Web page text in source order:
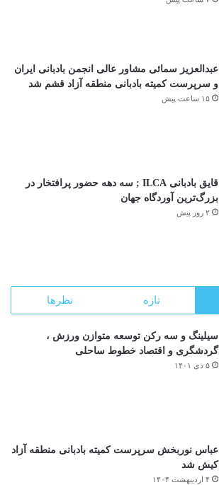
عبدالعزیز سمائی مشاور عالی انجمن بادبانی ایران
و سرپرست کمیته بادبانی منطقه آزاد قشم شد
۱۵ ساعت پیش
قایق بادبانی ILCA ; سه دهه حضور پرافتخار در
بزرگ‌ترین آوردگاه جهان
۲ روز پیش
تازه نظرها
سیلینگ و سه رکن توسعه متوازن ورزش ،
گردشگری و اقتصاد خطوط ساحلی
۵ دی ۱۴۰۱
عباس نوربخش سرپرست کمیته بادبانی منطقه آزاد
کیش شد
۴ اردیبهشت ۱۴۰۴